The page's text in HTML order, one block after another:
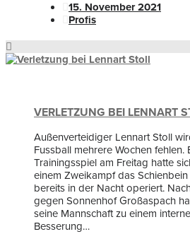
15. November 2021
Profis
VERLETZUNG BEI LENNART
Außenverteidiger Lennart Stoll
Fussball mehrere Wochen fehlen.
Trainingsspiel am Freitag hatte
einem Zweikampf das
bereits in der Nacht operiert.
gegen Sonnenhof Großaspach
seine Mannschaft zu einem
Besserung…